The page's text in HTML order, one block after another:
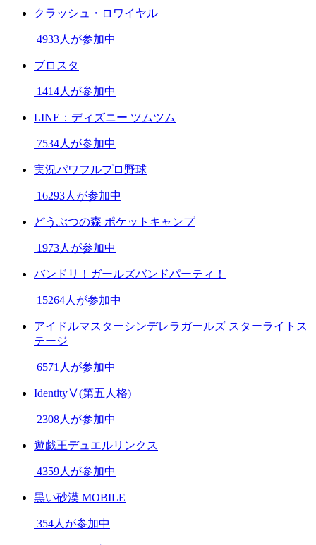
クラッシュ・ロワイヤル
4933人が参加中
ブロスタ
1414人が参加中
LINE：ディズニー ツムツム
7534人が参加中
実況パワフルプロ野球
16293人が参加中
どうぶつの森 ポケットキャンプ
1973人が参加中
バンドリ！ガールズバンドパーティ！
15264人が参加中
アイドルマスターシンデレラガールズ スターライトス
テージ
6571人が参加中
IdentityⅤ(第五人格)
2308人が参加中
遊戯王デュエルリンクス
4359人が参加中
黒い砂漠 MOBILE
354人が参加中